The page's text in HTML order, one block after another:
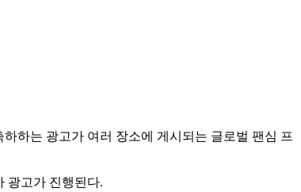
하는 광고가 여러 장소에 게시되는 글로벌 팬심 프
광고가 진행된다.